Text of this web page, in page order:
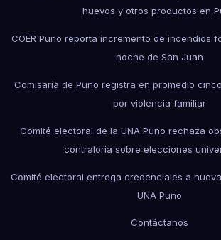
huevos y otros productos en
COER Puno reporta incremento de incendios
noche de San Juan
Comisaría de Puno registra en promedio
por violencia familiar
Comité electoral de la UNA Puno rechaza
contraloría sobre elecciones
Comité electoral entrega credenciales a
UNA Puno
Contáctanos